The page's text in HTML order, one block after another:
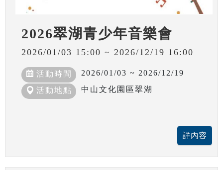
2026翠湖青少年音樂會
2026/01/03 15:00 ~ 2026/12/19 16:00
活動時間 2026/01/03 ~ 2026/12/19
活動地點 中山文化園區翠湖